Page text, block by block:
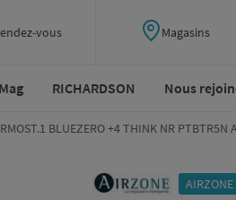
vous Magasins
RICHARDSON Nous
BLUEZERO +4 THINK NR PTBTR5N
AIRZONE